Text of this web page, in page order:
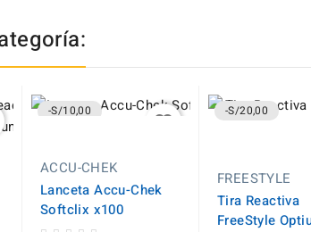
-S/10,00
favorite_border
ACCU-CHEK
Lanceta Accu-Chek
Softclix x100
-S/20,00
FREESTYLE
Tira Reactiva
FreeStyle